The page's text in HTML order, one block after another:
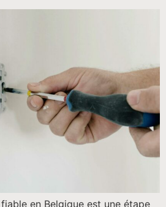
en Belgique est une étape